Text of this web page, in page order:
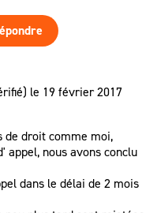
le 19 février 2017
de droit comme moi,
appel, nous avons conclu
dans le délai de 2 mois